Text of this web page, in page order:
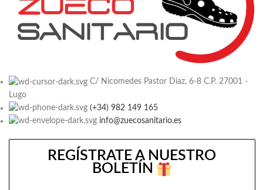
C/ Nicomedes Pastor Díaz, 6-8 C.P. 27001 -
Lugo
(+34) 982 149 165
info@zuecosanitario.es
REGÍSTRATE A NUESTRO
BOLETÍN